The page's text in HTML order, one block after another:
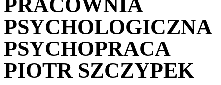
PRACOWNIA
PSYCHOLOGICZNA
PSYCHOPRACA
PIOTR SZCZYPEK